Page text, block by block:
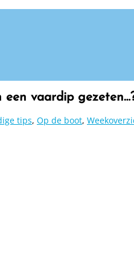
een vaardip
tips, Op de boot,